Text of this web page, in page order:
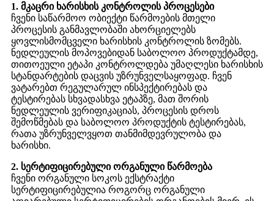
1. მკაცრი ხარისხის კონტროლის პროცესები
ჩვენი საწარმოო ობიექტი წარმოების მთელი
პროცესის განმავლობაში ახორციელებს
ყოვლისმომცველი ხარისხის კონტროლის ზომებს.
ნედლეულის მოპოვებიდან საბოლოო პროდუქტამდე,
თითოეული ეტაპი კონტროლდება უმაღლესი ხარისხის
სტანდარტების დაცვის უზრუნველსაყოფად. ჩვენ
ვატარებთ რეგულარულ ინსპექტირებას და
ტესტირებას სხვადასხვა ეტაპზე, მათ შორის
ნედლეულის ვერიფიკაციას, პროცესის დროს
შემოწმებას და საბოლოო პროდუქტის ტესტირებას,
რათა უზრუნველვყოთ თანმიმდევრულობა და
ხარისხი.
2. სერტიფიცირებული ორგანული წარმოება
ჩვენი ორგანული სოკოს ექსტრაქტი
სერტიფიცირებულია როგორც ორგანული